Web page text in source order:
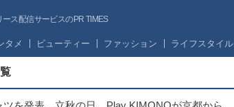
ス配信サービスのPR TIMES
タメ ビューティー ファッション ライフスタイル